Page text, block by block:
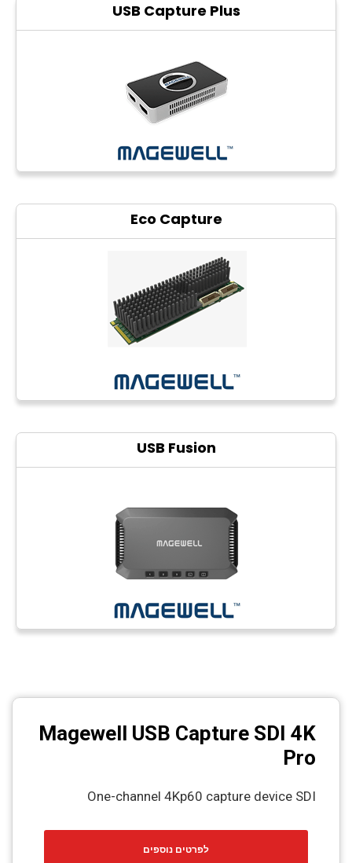
USB Capture Plus
Eco Capture
USB Fusion
Magewell USB Capture SDI 4K
Pro
One-channel 4Kp60 capture device SDI
לפרטים נוספים